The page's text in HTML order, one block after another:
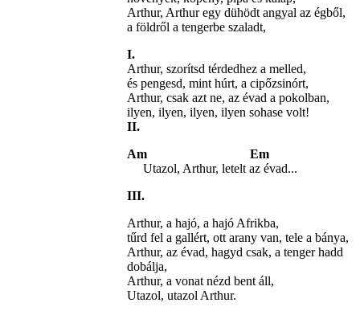
Arthur, Arthur egy dühödt angyal az égből,
a földről a tengerbe szaladt,
I.
Arthur, szorítsd térdedhez a melled,
és pengesd, mint húrt, a cipőzsinórt,
Arthur, csak azt ne, az évad a pokolban,
ilyen, ilyen, ilyen, ilyen sohase volt!
II.
Am Em
Utazol, Arthur, letelt az évad...
III.
Arthur, a hajó, a hajó Afrikba,
tűrd fel a gallért, ott arany van, tele a bánya,
Arthur, az évad, hagyd csak, a tenger hadd
dobálja,
Arthur, a vonat nézd bent áll,
Utazol, utazol Arthur.